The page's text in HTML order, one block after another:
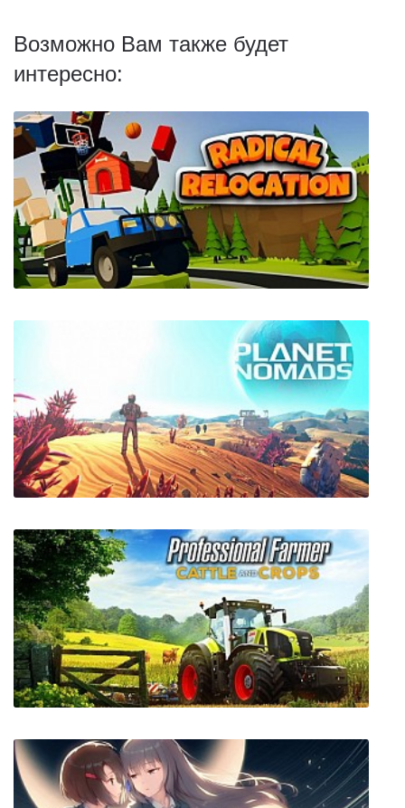
Возможно Вам также будет
интересно:
Radical Relocation
Planet Nomads